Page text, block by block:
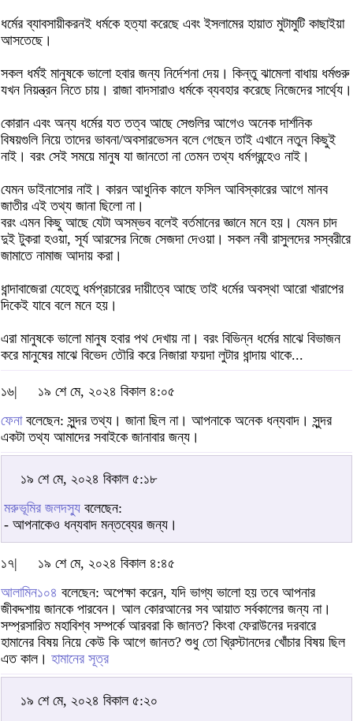
ধর্মের ব্যাবসায়ীকরনই ধর্মকে হত্যা করেছে এবং ইসলামের হায়াত মুটামুটি কাছাইয়া
আসতেছে।
সকল ধর্মই মানুষকে ভালো হবার জন্য নির্দেশনা দেয়। কিন্তু ঝামেলা বাধায় ধর্মগুরু
যখন নিয়ন্ত্রন নিতে চায়। রাজা বাদসারাও ধর্মকে ব্যবহার করেছে নিজেদের সার্থ্যে।
কোরান এবং অন্য ধর্মের যত তত্ব আছে সেগুলির আগেও অনেক দার্শনিক
বিষয়গুলি নিয়ে তাদের ভাবনা/অবসারভেসন বলে গেছেন তাই এখানে নতুন কিছুই
নাই। বরং সেই সময়ে মানুষ যা জানতো না তেমন তথ্য ধর্মগ্রন্হেও নাই।
যেমন ডাইনাসোর নাই। কারন আধুনিক কালে ফসিল আবিস্কারের আগে মানব
জাতীর এই তথ্য জানা ছিলো না।
বরং এমন কিছু আছে যেটা অসম্ভব বলেই বর্তমানের জ্ঞানে মনে হয়। যেমন চাদ
দুই টুকরা হওয়া, সূর্য আরসের নিজে সেজদা দেওয়া। সকল নবী রাসুলদের সস্বরীরে
জামাতে নামাজ আদায় করা।
ধান্দাবাজেরা যেহেতু ধর্মপ্রচারের দায়ীত্বে আছে তাই ধর্মের অবস্থা আরো খারাপের
দিকেই যাবে বলে মনে হয়।
এরা মানুষকে ভালো মানুষ হবার পথ দেখায় না। বরং বিভিন্ন ধর্মের মাঝে বিভাজন
করে মানুষের মাঝে বিভেদ তৌরি করে নিজারা ফয়দা লুটার ধান্দায় থাকে...
১৬|
১৯ শে মে, ২০২৪ বিকাল ৪:০৫
ফেনাবলেছেন: সুন্দর তথ্য। জানা ছিল না। আপনাকে অনেক ধন্যবাদ। সুন্দর
একটা তথ্য আমাদের সবাইকে জানাবার জন্য।
১৯ শে মে, ২০২৪ বিকাল ৫:১৮
মরুভূমির জলদস্যু বলেছেন:
- আপনাকেও ধন্যবাদ মন্তব্যের জন্য।
১৭|
১৯ শে মে, ২০২৪ বিকাল ৪:৪৫
আলামিন১০৪ বলেছেন: অপেক্ষা করেন, যদি ভাগ্য ভালো হয় তবে আপনার
জীবদ্দশায় জানকে পারবেন। আল কোরআনের সব আয়াত সর্বকালের জন্য না।
সম্প্রসারিত মহাবিশ্ব সম্পর্কে আরবরা কি জানত? কিংবা ফেরাউনের দরবারে
হামানের বিষয় নিয়ে কেউ কি আগে জানত? শুধু তো খ্রিস্টানদের খোঁচার বিষয় ছিল
এত কাল। হামানের সূত্র
১৯ শে মে, ২০২৪ বিকাল ৫:২০